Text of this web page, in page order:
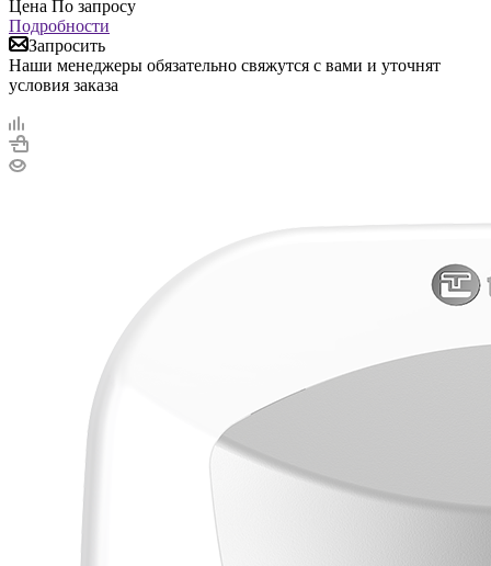
Цена По запросу
Подробности
Запросить
Наши менеджеры обязательно свяжутся с вами и уточнят
условия заказа